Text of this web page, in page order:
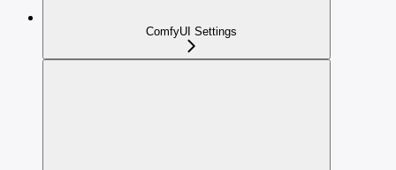
ComfyUI Settings